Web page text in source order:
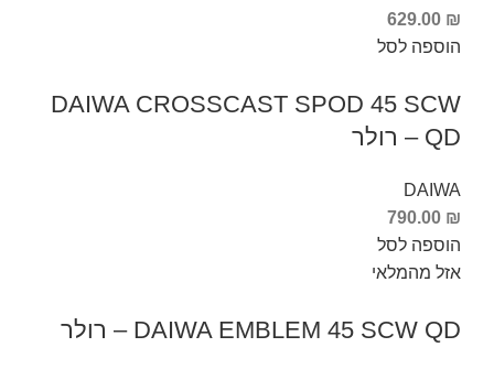
629.00 ₪
הוספה לסל
DAIWA CROSSCAST SPOD 45 SCW
QD – רולר
DAIWA
790.00 ₪
הוספה לסל
אזל מהמלאי
DAIWA EMBLEM 45 SCW QD – רולר